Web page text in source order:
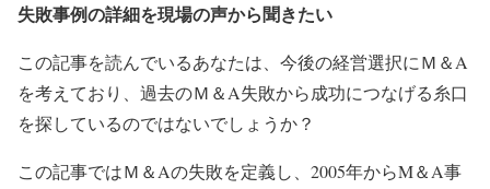
失敗事例の詳細を現場の声から聞きたい
この記事を読んでいるあなたは、今後の経営選択にＭ＆A
を考えており、過去のＭ＆A失敗から成功につなげる糸口
を探しているのではないでしょうか？
この記事ではＭ＆Aの失敗を定義し、2005年からM＆A事